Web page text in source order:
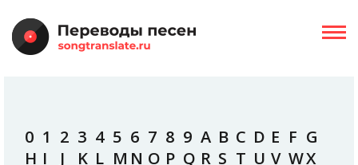
0 1 2 3 4 5 6 7 8 9 A B C D E F G
H I J K L M N O P Q R S T U V WX